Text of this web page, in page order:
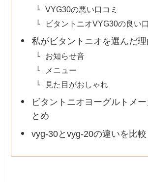
VYG30の悪い口コミ
ビタントニオVYG30の良い
私がビタントニオを選んだ理
お知らせ音
メニュー
見た目がおしゃれ
ビタントニオヨーグルトメ
とめ
vyg-30とvyg-20の違いを比較